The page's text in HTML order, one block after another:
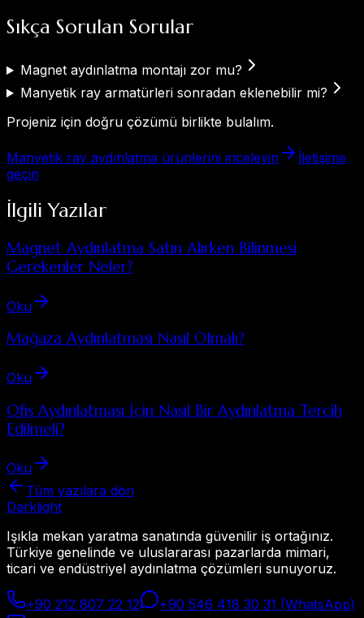
Sıkça Sorulan Sorular
Magnet aydınlatma montajı zor mu?
Manyetik ray armatürleri sonradan eklenebilir mi?
Projeniz için doğru çözümü birlikte bulalım.
Manyetik ray aydınlatma ürünlerini inceleyin
İletişime
geçin
İlgili Yazılar
Magnet Aydınlatma Satın Alırken Bilinmesi
Gerekenler Neler?
Oku
Mağaza Aydınlatması Nasıl Olmalı?
Oku
Ofis Aydınlatması İçin Nasıl Bir Aydınlatma Tercih
Edilmeli?
Oku
Tüm yazılara dön
Darklight
Işıkla mekan yaratma sanatında güvenilir iş ortağınız.
Türkiye genelinde ve uluslararası pazarlarda mimari,
ticari ve endüstriyel aydınlatma çözümleri sunuyoruz.
+90 212 807 22 12
+90 546 418 30 31 (WhatsApp)